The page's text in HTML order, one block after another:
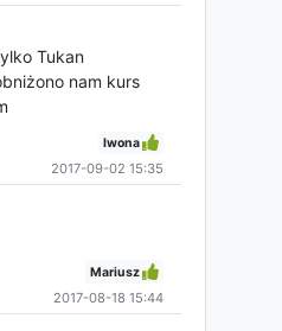
Tukan
nam kurs
Iwona
2017-09-02 15:35
Mariusz
2017-08-18 15:44